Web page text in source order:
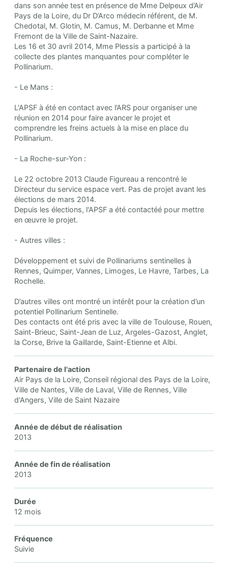
dans son année test en présence de Mme Delpeux d’Air
Pays de la Loire, du Dr D’Arco médecin référent, de M.
Chedotal, M. Glotin, M. Camus, M. Derbanne et Mme
Fremont de la Ville de Saint-Nazaire.
Les 16 et 30 avril 2014, Mme Plessis a participé à la
collecte des plantes manquantes pour compléter le
Pollinarium.
- Le Mans :
L'APSF à été en contact avec l’ARS pour organiser une
réunion en 2014 pour faire avancer le projet et
comprendre les freins actuels à la mise en place du
Pollinarium.
- La Roche-sur-Yon :
Le 22 octobre 2013 Claude Figureau a rencontré le
Directeur du service espace vert. Pas de projet avant les
élections de mars 2014.
Depuis les élections, l'APSF a été contactéé pour mettre
en œuvre le projet.
- Autres villes :
Développement et suivi de Pollinariums sentinelles à
Rennes, Quimper, Vannes, Limoges, Le Havre, Tarbes, La
Rochelle.
D’autres villes ont montré un intérêt pour la création d’un
potentiel Pollinarium Sentinelle.
Des contacts ont été pris avec la ville de Toulouse, Rouen,
Saint-Brieuc, Saint-Jean de Luz, Argeles-Gazost, Anglet,
la Corse, Brive la Gaillarde, Saint-Etienne et Albi.
Partenaire de l'action
Air Pays de la Loire, Conseil régional des Pays de la Loire,
Ville de Nantes, Ville de Laval, Ville de Rennes, Ville
d'Angers, Ville de Saint Nazaire
Année de début de réalisation
2013
Année de fin de réalisation
2013
Durée
12 mois
Fréquence
Suivie